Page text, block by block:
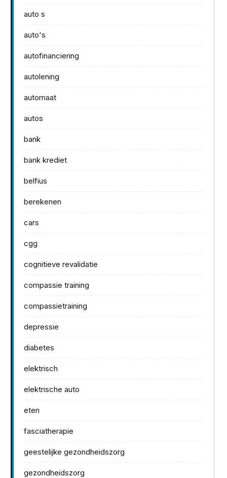
auto s
auto's
autofinanciering
autolening
automaat
autos
bank
bank krediet
belfius
berekenen
cars
cgg
cognitieve revalidatie
compassie training
compassietraining
depressie
diabetes
elektrisch
elektrische auto
eten
fasciatherapie
geestelijke gezondheidszorg
gezondheidszorg